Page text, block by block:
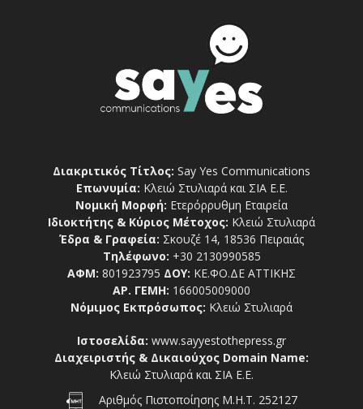
Διακριτικός Τίτλος: Say Yes Communications
Επωνυμία: Κλειώ Στυλιαρά και ΣΙΑ Ε.Ε.
Νομική Μορφή: Ετερόρρυθμη Εταιρεία
Ιδιοκτήτης & Κύριος Μέτοχος: Κλειώ Στυλιαρά
Έδρα & Γραφεία: Σκουζέ 14, 18536 Πειραιάς
Τηλέφωνο: +30 2130990585
ΑΦΜ: 801923795 ΔΟΥ: ΚΕ.ΦΟ.ΔΕ ΑΤΤΙΚΗΣ
ΑΡ. ΓΕΜΗ: 166005009000
Νόμιμος Εκπρόσωπος: Κλειώ Στυλιαρά
Ιστοσελίδα: www.sayyestothepress.gr
Διαχειριστής & Δικαιούχος Domain Name:
Κλειώ Στυλιαρά και ΣΙΑ Ε.Ε.
Αριθμός Πιστοποίησης Μ.Η.Τ. 252127